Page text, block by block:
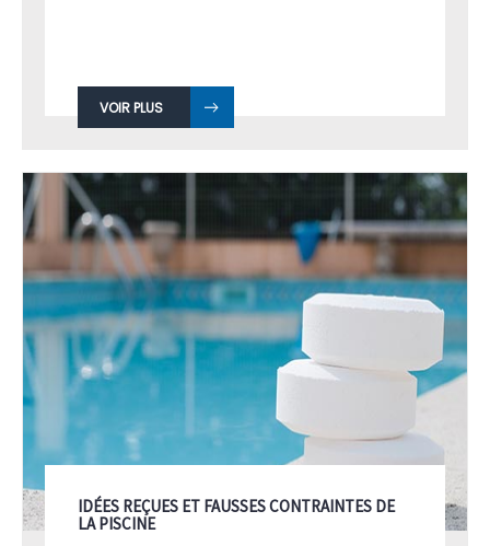
VOIR PLUS
IDÉES REÇUES ET FAUSSES CONTRAINTES DE
LA PISCINE